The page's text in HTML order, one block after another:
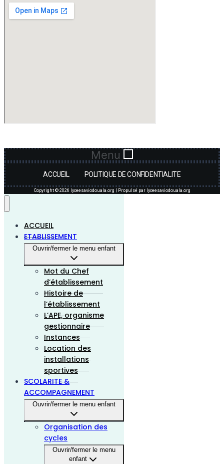
Menu
ACCUEIL POLITIQUE DE CONFIDENTIALITE
Copyright © 2026 lyceesaviodouala.org | Propulsé par lyceesaviodouala.org
ACCUEIL
ETABLISSEMENT
Ouvrir/fermer le menu enfant
Mot du Chef
d’établissement
Histoire de
l’établissement
L’APE, organisme
gestionnaire
Instances
Location des
installations
sportives
SCOLARITE &
ACCOMPAGNEMENT
Ouvrir/fermer le menu enfant
Organisation des
cycles
Ouvrir/fermer le menu
enfant